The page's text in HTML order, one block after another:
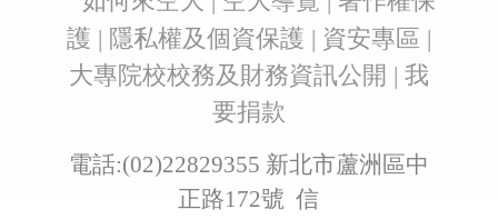
護 | 隱私權及個資保護 | 資安專區 |
大專院校校務及財務資訊公開 | 我
要捐款
電話:(02)22829355 新北市蘆洲區中
正路172號 信